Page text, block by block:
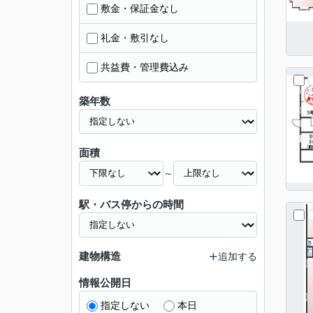
敷金・保証金なし
礼金・敷引なし
共益費・管理費込み
築年数
面積
～
駅・バス停からの時間
建物構造 追加する
情報公開日
指定しない 本日